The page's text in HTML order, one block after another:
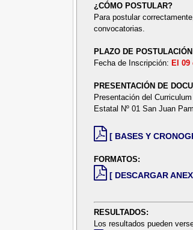
¿CÓMO POSTULAR?
Para postular
convocatorias.
PLAZO DE
Fecha de Inscripción:El 09
PRESENTACIÓN DE
Presentación del
Estatal Nº 01 San Juan
[ BASES Y
FORMATOS:
[ DESCARGAR
RESULTADOS:
Los resultados pueden